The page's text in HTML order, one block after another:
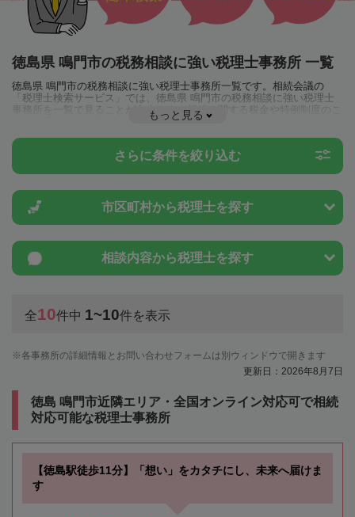
徳島県 鳴門市の税務相談に強い税理士事務所 一覧
徳島県 鳴門市の税務相談に強い税理士事務所一覧です。相続会議の
「税理士検索サービス」では、徳島県 鳴門市の税務相談に強い税理士
事務所を一覧で見ることが出来ます。相続に関する税金や特例制度のこ
とは一度近隣の税理士に相談してみましょう。
もっと見る
さらに条件を絞り込む
市区町村から税理士を探す
相談内容から税理士を探す
全10件中 1~10件を表示
各事務所の詳細情報とお問い合わせフォームは別ウィンドウで開きます
更新日：2026年8月7日
徳島 鳴門市近隣エリア・全国オンライン対応可で相続
対応可能な税理士事務所
【徳島駅徒歩11分】「想い」をカタチにし、未来へ届けま
す